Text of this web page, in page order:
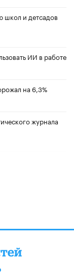
школ и детсадов
ИИ в работе
на 6,3%
журнала